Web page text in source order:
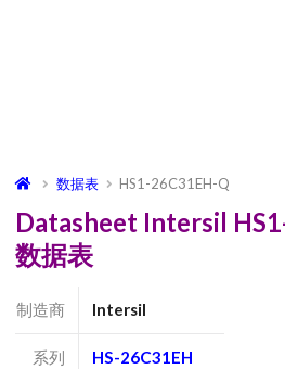
数据表 HS1-26C31EH-Q
Datasheet Intersil
数据表
制造商 Intersil
系列 HS-26C31EH